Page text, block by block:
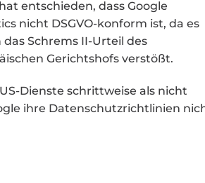
entschieden, dass Google
nicht DSGVO-konform ist, da es
das Schrems II-Urteil des
Gerichtshofs verstößt.
Dienste schrittweise als nicht
ihre Datenschutzrichtlinien